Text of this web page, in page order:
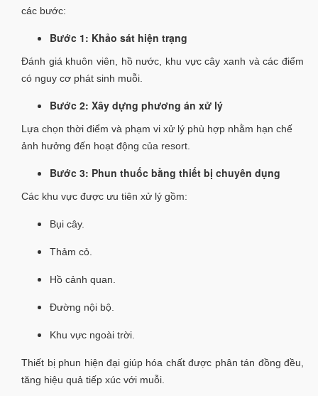
các bước:
Bước 1: Khảo sát hiện trạng
Đánh giá khuôn viên, hồ nước, khu vực cây xanh và các điểm
có nguy cơ phát sinh muỗi.
Bước 2: Xây dựng phương án xử lý
Lựa chọn thời điểm và phạm vi xử lý phù hợp nhằm hạn chế
ảnh hưởng đến hoạt động của resort.
Bước 3: Phun thuốc bằng thiết bị chuyên dụng
Các khu vực được ưu tiên xử lý gồm:
Bụi cây.
Thảm cỏ.
Hồ cảnh quan.
Đường nội bộ.
Khu vực ngoài trời.
Thiết bị phun hiện đại giúp hóa chất được phân tán đồng đều,
tăng hiệu quả tiếp xúc với muỗi.